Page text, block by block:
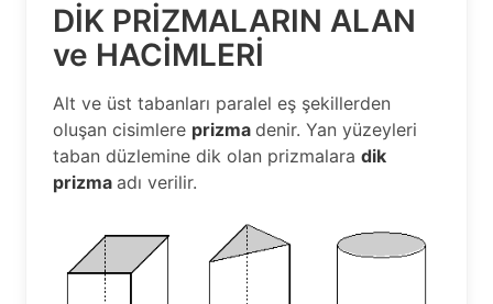
DİK PRİZMALARIN ALAN
ve HACİMLERİ
Alt ve üst tabanları paralel eş şekillerden
oluşan cisimlere prizma denir. Yan yüzeyleri
taban düzlemine dik olan prizmalara dik
prizma adı verilir.